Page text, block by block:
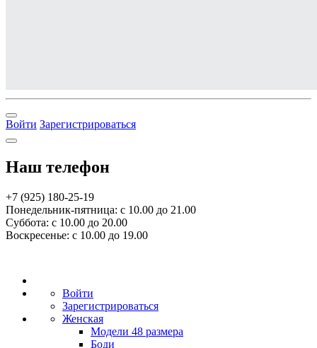
Войти Зарегистрироваться
Наш телефон
+7 (925) 180-25-19
Понедельник-пятница: с 10.00 до 21.00
Суббота: с 10.00 до 20.00
Воскресенье: с 10.00 до 19.00
Войти
Зарегистрироваться
Женская
Модели 48 размера
Боди